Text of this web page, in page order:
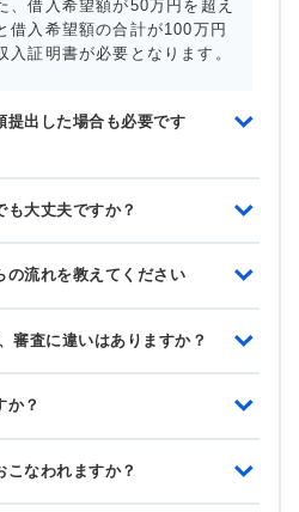
、借入希望額が50万円を超え
借入希望額の合計が100万円
入証明書が必要となります。
提出した場合も必要です
大丈夫ですか？
の流れを教えてください
審査に違いはありますか？
か？
なわれますか？